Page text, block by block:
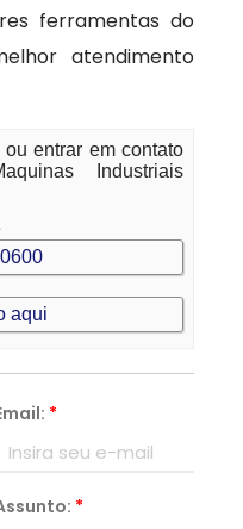
ferramentas do
atendimento
entrar em contato
Industriais
aqui
*
*